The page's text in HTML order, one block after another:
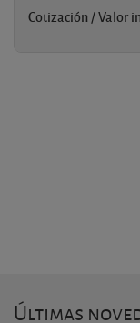
Cotización / Valor
Últimas